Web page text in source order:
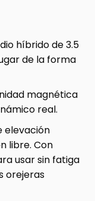
híbrido de 3.5
de la forma
magnética
real.
elevación
libre. Con
usar sin fatiga
orejeras